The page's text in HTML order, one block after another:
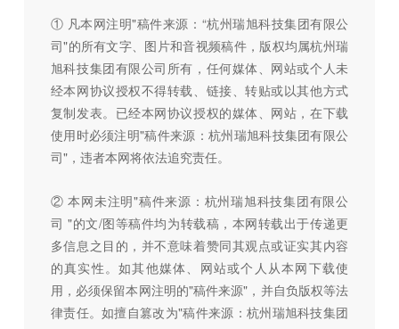
① 凡本网注明"稿件来源：“杭州瑞旭科技集团有限公
司"的所有文字、图片和音视频稿件，版权均属杭州瑞
旭科技集团有限公司所有，任何媒体、网站或个人未
经本网协议授权不得转载、链接、转贴或以其他方式
复制发表。已经本网协议授权的媒体、网站，在下载
使用时必须注明"稿件来源：杭州瑞旭科技集团有限公
司"，违者本网将依法追究责任。
② 本网未注明"稿件来源：杭州瑞旭科技集团有限公
司 "的文/图等稿件均为转载稿，本网转载出于传递更
多信息之目的，并不意味着赞同其观点或证实其内容
的真实性。如其他媒体、网站或个人从本网下载使
用，必须保留本网注明的"稿件来源"，并自负版权等法
律责任。如擅自篡改为"稿件来源：杭州瑞旭科技集团